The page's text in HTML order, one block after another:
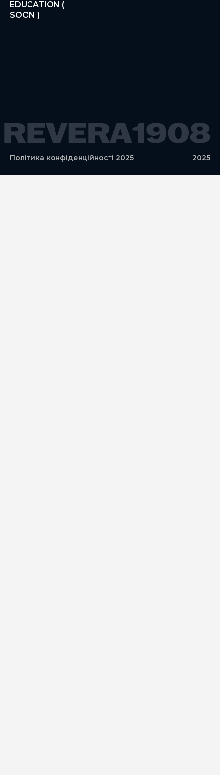
EDUCATION (
SOON )
Політика конфіденційності 2025 2025